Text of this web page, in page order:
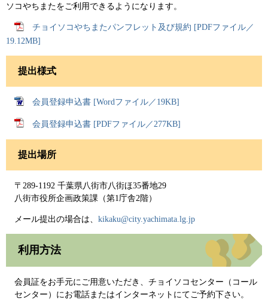
ソコやちまたをご利用できるようになります。
チョイソコやちまたパンフレット及び規約 [PDFファイル／
19.12MB]
提出様式
会員登録申込書 [Wordファイル／19KB]
会員登録申込書 [PDFファイル／277KB]
提出場所
〒289-1192 千葉県八街市八街ほ35番地29
八街市役所企画政策課（第1庁舎2階）​
メール提出の場合は、 kikaku@city.yachimata.lg.jp
利用方法
会員証をお手元にご用意いただき、チョイソコセンター（コール
センター）にお電話またはインターネットにてご予約下さい。